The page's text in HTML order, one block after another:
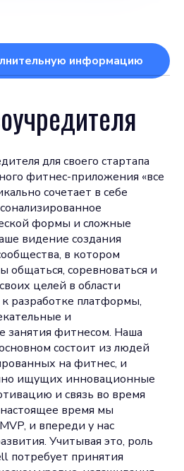
информацию
для своего стартапа
фитнес-приложения «все
сочетает в себе
формы и сложные
видение создания
в котором
общаться, соревноваться и
целей в области
разработке платформы,
и
занятия фитнесом. Наша
состоит из людей
на фитнес, и
ищущих инновационные
и связь во время
время мы
и впереди у нас
Учитывая это, роль
потребует принятия